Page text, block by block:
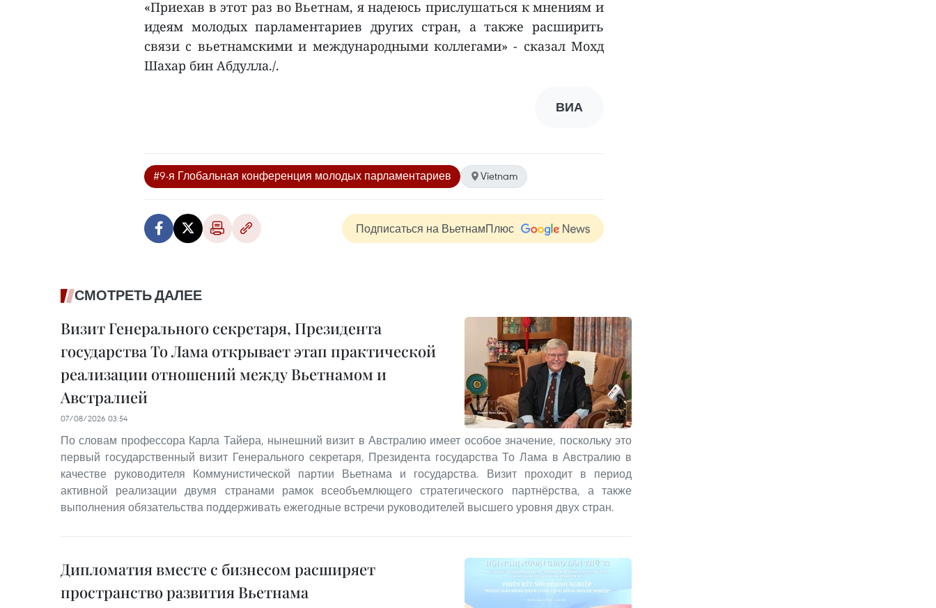
«Приехав в этот раз во Вьетнам, я надеюсь прислушаться к мнениям и
идеям молодых парламентариев других стран, а также расширить
связи с вьетнамскими и международными коллегами» - сказал Мохд
Шахар бин Абдулла./.
ВИА
#9-я Глобальная конференция молодых парламентариев Vietnam
Подписаться на ВьетнамПлюс
СМОТРЕТЬ ДАЛЕЕ
Визит Генерального секретаря, Президента
государства То Лама открывает этап практической
реализации отношений между Вьетнамом и
Австралией
07/08/2026 03:54
По словам профессора Карла Тайера, нынешний визит в Австралию имеет особое значение, поскольку это
первый государственный визит Генерального секретаря, Президента государства То Лама в Австралию в
качестве руководителя Коммунистической партии Вьетнама и государства. Визит проходит в период
активной реализации двумя странами рамок всеобъемлющего стратегического партнёрства, а также
выполнения обязательства поддерживать ежегодные встречи руководителей высшего уровня двух стран.
Дипломатия вместе с бизнесом расширяет
пространство развития Вьетнама